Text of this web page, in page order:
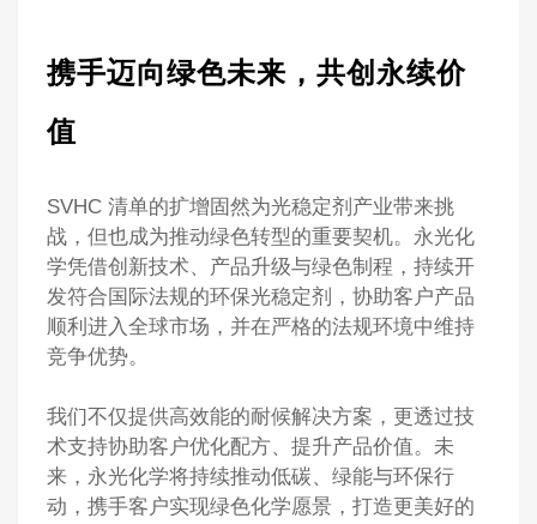
携手迈向绿色未来，共创永续价
值
SVHC 清单的扩增固然为光稳定剂产业带来挑
战，但也成为推动绿色转型的重要契机。永光化
学凭借创新技术、产品升级与绿色制程，持续开
发符合国际法规的环保光稳定剂，协助客户产品
顺利进入全球市场，并在严格的法规环境中维持
竞争优势。
我们不仅提供高效能的耐候解决方案，更透过技
术支持协助客户优化配方、提升产品价值。未
来，永光化学将持续推动低碳、绿能与环保行
动，携手客户实现绿色化学愿景，打造更美好的